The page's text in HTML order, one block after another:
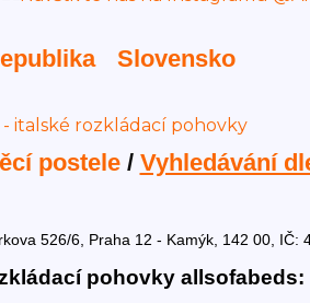
Slovensko
postele/ Vyhledávání
526/6, Praha 12 - Kamýk, 142 00, IČ:
pohovky allsofabeds: